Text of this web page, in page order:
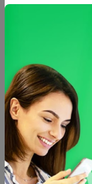
Enviar comentario
Caracteristicas
Sin descripción